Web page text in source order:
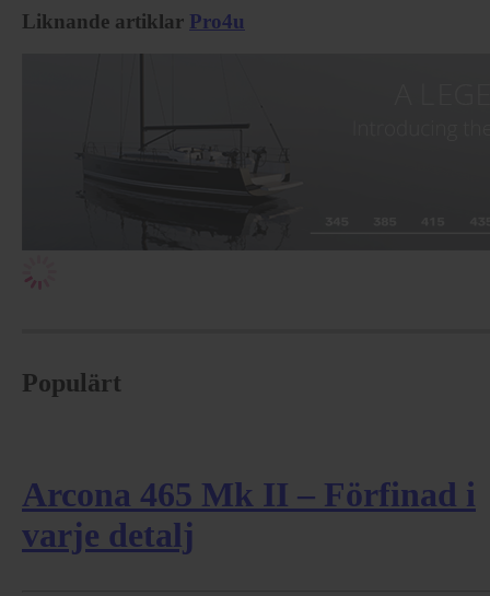
Liknande artiklar Pro4u
Populärt
Arcona 465 Mk II – Förfinad i
varje detalj